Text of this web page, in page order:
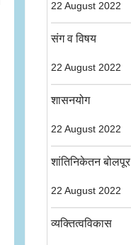
22 August 2022
संग व विषय
22 August 2022
शासनयोग
22 August 2022
शांतिनिकेतन बोलपूर
22 August 2022
व्यक्तित्वविकास